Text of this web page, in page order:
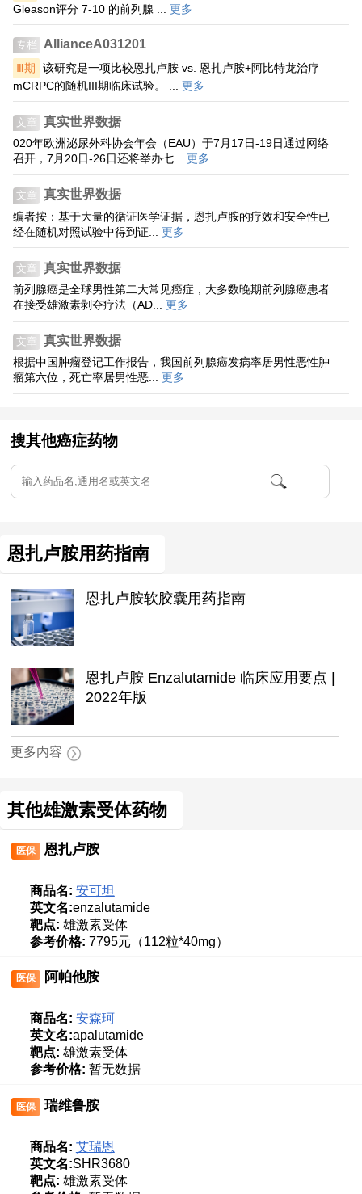
Gleason评分 7-10 的前列腺 ... 更多
专栏 AllianceA031201
Ⅲ期
该研究是一项比较恩扎卢胺 vs. 恩扎卢胺+阿比特龙治疗
mCRPC的随机III期临床试验。 ... 更多
文章 真实世界数据
020年欧洲泌尿外科协会年会（EAU）于7月17日-19日通过网络
召开，7月20日-26日还将举办七... 更多
文章 真实世界数据
编者按：基于大量的循证医学证据，恩扎卢胺的疗效和安全性已
经在随机对照试验中得到证... 更多
文章 真实世界数据
前列腺癌是全球男性第二大常见癌症，大多数晚期前列腺癌患者
在接受雄激素剥夺疗法（AD... 更多
文章 真实世界数据
根据中国肿瘤登记工作报告，我国前列腺癌发病率居男性恶性肿
瘤第六位，死亡率居男性恶... 更多
搜其他癌症药物
恩扎卢胺用药指南
恩扎卢胺软胶囊用药指南
恩扎卢胺 Enzalutamide 临床应用要点 |
2022年版
更多内容
其他雄激素受体药物
医保 恩扎卢胺
商品名: 安可坦
英文名:enzalutamide
靶点: 雄激素受体
参考价格: 7795元（112粒*40mg）
医保 阿帕他胺
商品名: 安森珂
英文名:apalutamide
靶点: 雄激素受体
参考价格: 暂无数据
医保 瑞维鲁胺
商品名: 艾瑞恩
英文名:SHR3680
靶点: 雄激素受体